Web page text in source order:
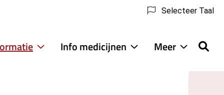
Selecteer Taal
Info medicijnen
Meer